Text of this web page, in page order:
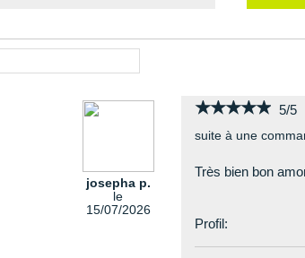
josepha p.
le
15/07/2026
★★★★★
★★★★★ 5/5
suite à une
Très bien bon
Profil: